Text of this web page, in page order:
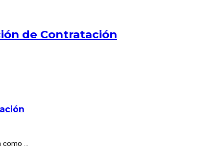
de Contratación
como …